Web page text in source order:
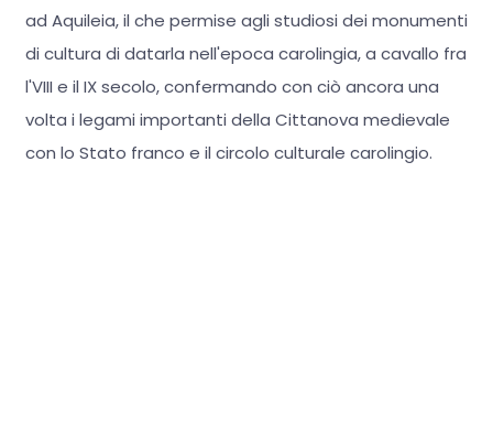
ad Aquileia, il che permise agli studiosi dei monumenti
di cultura di datarla nell'epoca carolingia, a cavallo fra
l'VIII e il IX secolo, confermando con ciò ancora una
volta i legami importanti della Cittanova medievale
con lo Stato franco e il circolo culturale carolingio.